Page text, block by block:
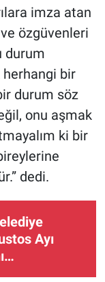
imza atan
özgüvenleri
durum
bir
durum söz
onu aşmak
ki bir
dedi.
Ayı